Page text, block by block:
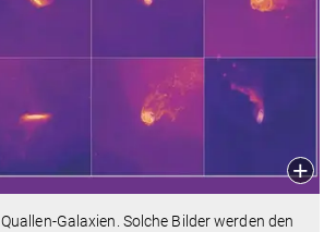
Galaxien. Solche Bilder werden den